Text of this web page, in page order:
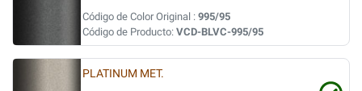
Código de Color Original : 995/95
Código de Producto: VCD-BLVC-995/95
PLATINUM MET.